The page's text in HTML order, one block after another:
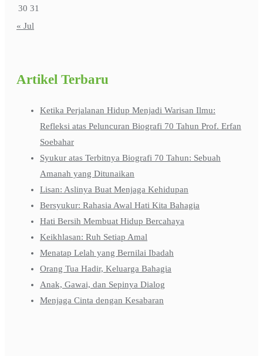
30 31
« Jul
Artikel Terbaru
Ketika Perjalanan Hidup Menjadi Warisan Ilmu:
Refleksi atas Peluncuran Biografi 70 Tahun Prof. Erfan
Soebahar
Syukur atas Terbitnya Biografi 70 Tahun: Sebuah
Amanah yang Ditunaikan
Lisan: Aslinya Buat Menjaga Kehidupan
Bersyukur: Rahasia Awal Hati Kita Bahagia
Hati Bersih Membuat Hidup Bercahaya
Keikhlasan: Ruh Setiap Amal
Menatap Lelah yang Bernilai Ibadah
Orang Tua Hadir, Keluarga Bahagia
Anak, Gawai, dan Sepinya Dialog
Menjaga Cinta dengan Kesabaran